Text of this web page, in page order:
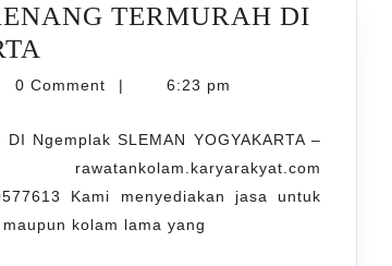
TERMURAH DI
PENJERNIHAN
RENANG
TERMURAH
DI
0 Comment | 6:23 pm
Ngemplak SLEMAN YOGYAKARTA –
Kami menyediakan jasa untuk
kolam lama yang